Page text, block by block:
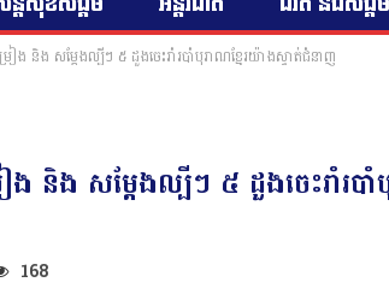
ៀង និង សម្តែងល្បីៗ ៥ ដួងចេះរាំរបាំបុរាណខ្មែរយ៉ាងស្ទាត់ជំនាញ
ង និង សម្តែងល្បីៗ ៥ ដួងចេះរាំរបាំ
168